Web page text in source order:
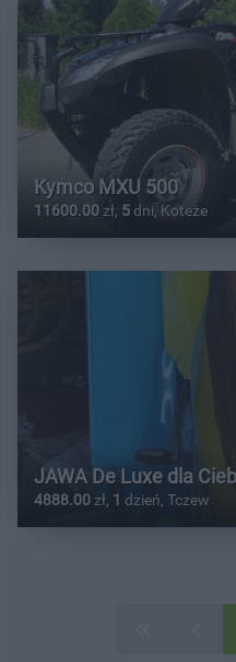
Kymco MXU 500
11600.00 zł, 5 dni, Koteże
JAWA De Luxe dla
4888.00 zł, 1 dzień, Tczew